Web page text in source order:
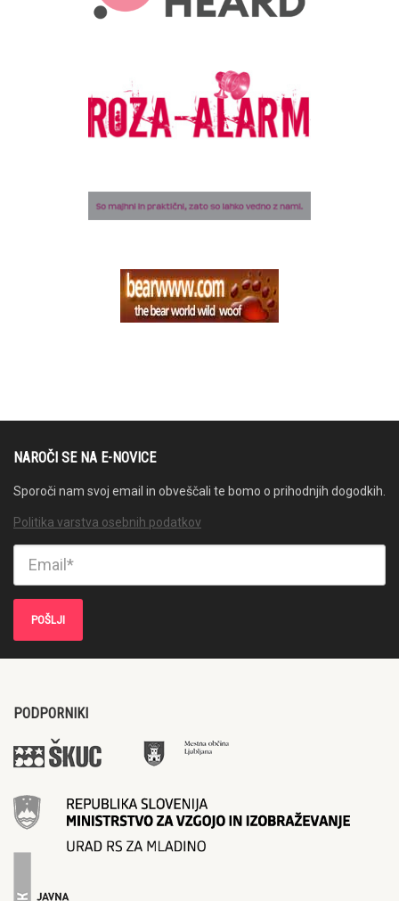
NAROČI SE NA E-NOVICE
Sporoči nam svoj email in obveščali te bomo o prihodnjih dogodkih.
Politika varstva osebnih podatkov
PODPORNIKI